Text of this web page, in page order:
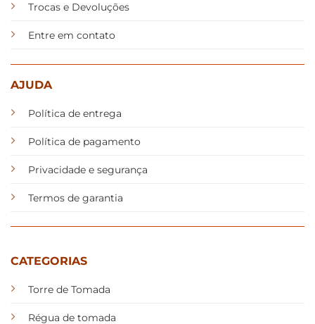
Trocas e Devoluções
Entre em contato
AJUDA
Política de entrega
Política de pagamento
Privacidade e segurança
Termos de garantia
CATEGORIAS
Torre de Tomada
Régua de tomada